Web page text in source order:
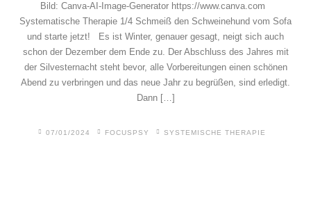
Bild: Canva-AI-Image-Generator https://www.canva.com
Systematische Therapie 1/4 Schmeiß den Schweinehund vom Sofa
und starte jetzt! Es ist Winter, genauer gesagt, neigt sich auch
schon der Dezember dem Ende zu. Der Abschluss des Jahres mit
der Silvesternacht steht bevor, alle Vorbereitungen einen schönen
Abend zu verbringen und das neue Jahr zu begrüßen, sind erledigt.
Dann […]
07/01/2024 FOCUSPSY SYSTEMISCHE THERAPIE